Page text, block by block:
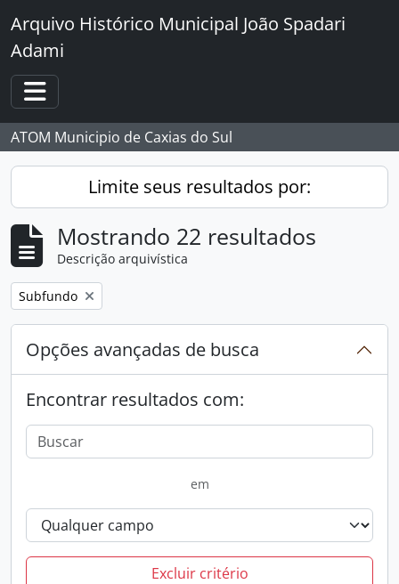
Skip to main content
Arquivo Histórico Municipal João Spadari
Adami
Toggle navigation
ATOM Municipio de Caxias do Sul
Limite seus resultados por:
Mostrando 22 resultados
Descrição arquivística
Remover filtro:
Subfundo
Opções avançadas de busca
Encontrar resultados com:
em
Excluir critério